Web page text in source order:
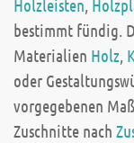
Holzleisten,
bestimmt fündig.
Materialien Holz,
oder
vorgegebenen
Zuschnitte nach